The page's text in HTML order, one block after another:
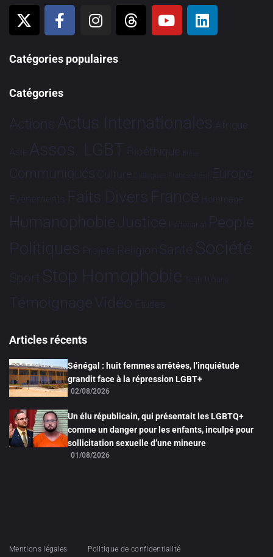
Catégories populaires
Catégories
Actions Actus Internationales Afrique
Asie Assos. LGBT Bioéthique Brève
Communiqués Culture Dialogues France-Brésil Europe
Evénements Faits Divers France Hommage
HumanophobieJustice Partenariat People
Politiques Projets Religion Santé Société
Sport Stop Homophobie Tech Tribune
TémoignageVidéo Études
Articles récents
Sénégal : huit femmes arrêtées, l’inquiétude
grandit face à la répression LGBT+
02/08/2026
Un élu républicain, qui présentait les LGBTQ+
comme un danger pour les enfants, inculpé pour
sollicitation sexuelle d’une mineure
01/08/2026
Mentions légales Politique de confidentialité